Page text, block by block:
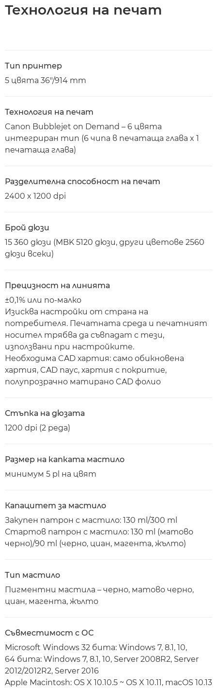
Технология на печат
Тип принтер
5 цвята 36"/914 mm
Технология на печат
Canon Bubblejet on Demand – 6 цвята
интегриран тип (6 чипа в печатаща глава x 1
печатаща глава)
Разделителна способност на печат
2400 x 1200 dpi
Брой дюзи
15 360 дюзи (MBK 5120 дюзи, други цветове 2560
дюзи всеки)
Прецизност на линията
±0,1% или по-малко
Изисква настройки от страна на
потребителя. Печатната среда и печатният
носител трябва да съвпадат с тези,
използвани при настройките.
Необходима CAD хартия: само обикновена
хартия, CAD паус, хартия с покритие,
полупрозрачно матирано CAD фолио
Стъпка на дюзата
1200 dpi (2 реда)
Размер на капката мастило
минимум 5 pl на цвят
Капацитет за мастило
Закупен патрон с мастило: 130 ml/300 ml
Стартов патрон с мастило: 130 ml (матово
черно)/90 ml (черно, циан, магента, жълто)
Тип мастило
Пигментни мастила – черно, матово черно,
циан, магента, жълто
Съвместимост с ОС
Microsoft Windows 32 бита: Windows 7, 8.1, 10,
64 бита: Windows 7, 8.1, 10, Server 2008R2, Server
2012/2012R2, Server 2016
Apple Macintosh: OS X 10.10.5 ~ OS X 10.11, macOS 10.13